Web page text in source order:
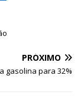
PRÓXIMO
gasolina para 32%